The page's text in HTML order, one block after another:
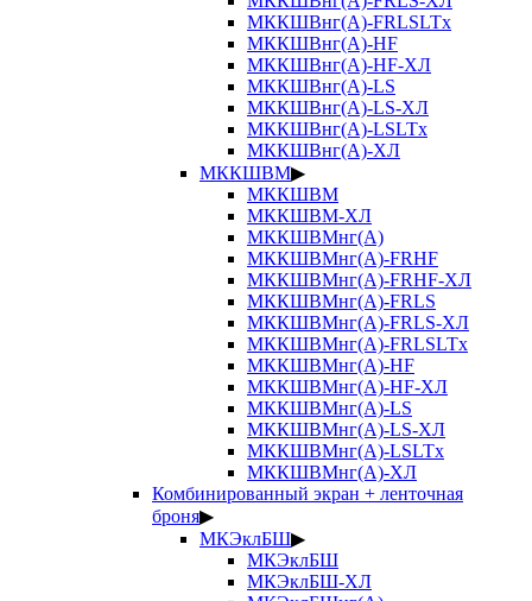
МККШВнг(А)-FRLSLTx
МККШВнг(А)-HF
МККШВнг(А)-HF-ХЛ
МККШВнг(А)-LS
МККШВнг(А)-LS-ХЛ
МККШВнг(А)-LSLTx
МККШВнг(А)-ХЛ
МККШВМ▶
МККШВМ
МККШВМ-ХЛ
МККШВМнг(А)
МККШВМнг(А)-FRHF
МККШВМнг(А)-FRHF-ХЛ
МККШВМнг(А)-FRLS
МККШВМнг(А)-FRLS-ХЛ
МККШВМнг(А)-FRLSLTx
МККШВМнг(А)-HF
МККШВМнг(А)-HF-ХЛ
МККШВМнг(А)-LS
МККШВМнг(А)-LS-ХЛ
МККШВМнг(А)-LSLTx
МККШВМнг(А)-ХЛ
Комбинированный экран + ленточная
броня▶
МКЭклБШ▶
МКЭклБШ
МКЭклБШ-ХЛ